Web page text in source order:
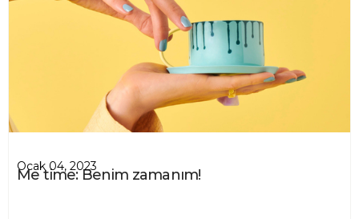
Me time: Benim zamanım!
Ocak 04, 2023